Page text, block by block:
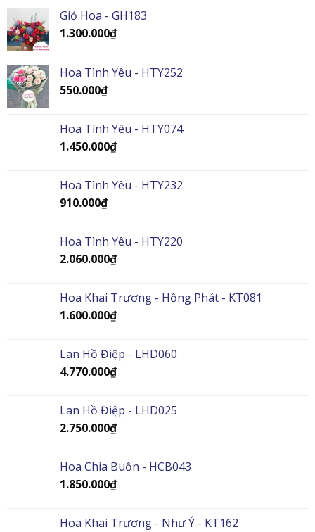
Giỏ Hoa - GH183
1.300.000₫
Hoa Tình Yêu - HTY252
550.000₫
Hoa Tình Yêu - HTY074
1.450.000₫
Hoa Tình Yêu - HTY232
910.000₫
Hoa Tình Yêu - HTY220
2.060.000₫
Hoa Khai Trương - Hồng Phát - KT081
1.600.000₫
Lan Hồ Điệp - LHD060
4.770.000₫
Lan Hồ Điệp - LHD025
2.750.000₫
Hoa Chia Buồn - HCB043
1.850.000₫
Hoa Khai Trương - Như Ý - KT162